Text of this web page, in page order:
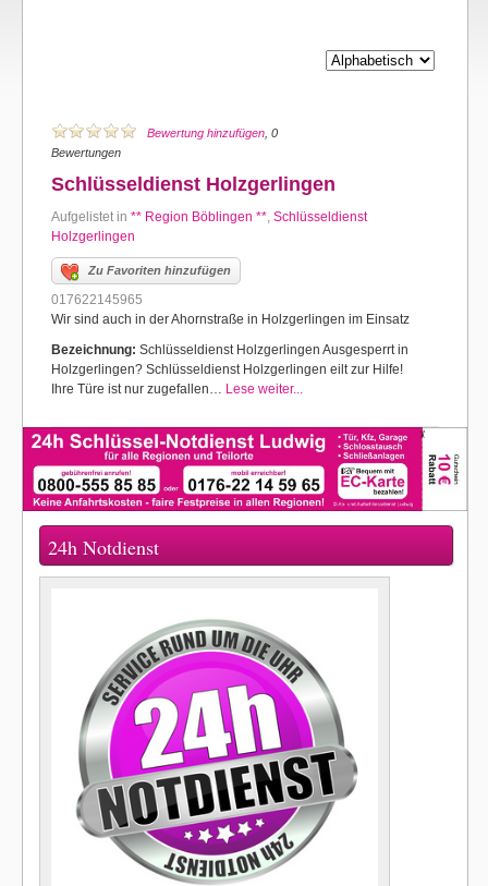
Bewertung hinzufügen , 0
Bewertungen
Schlüsseldienst Holzgerlingen
Aufgelistet in ** Region Böblingen **, Schlüsseldienst
Holzgerlingen
Zu Favoriten hinzufügen
017622145965
Wir sind auch in der Ahornstraße in Holzgerlingen im Einsatz
Bezeichnung: Schlüsseldienst Holzgerlingen Ausgesperrt in
Holzgerlingen? Schlüsseldienst Holzgerlingen eilt zur Hilfe!
Ihre Türe ist nur zugefallen… Lese weiter...
24h Notdienst